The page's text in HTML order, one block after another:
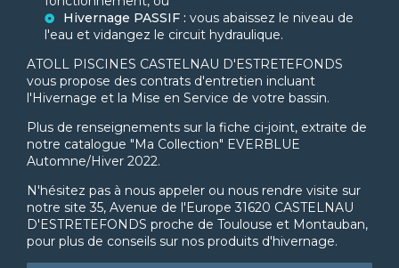
Hivernage PASSIF : vous abaissez le niveau de
l'eau et vidangez le circuit hydraulique.
ATOLL PISCINES CASTELNAU D'ESTRETEFONDS
vous propose des contrats d'entretien incluant
l'Hivernage et la Mise en Service de votre bassin.
Plus de renseignements sur la fiche ci-joint, extraite de
notre catalogue "Ma Collection" EVERBLUE
Automne/Hiver 2022.
N'hésitez pas à nous appeler ou nous rendre visite sur
notre site 35, Avenue de l'Europe 31620 CASTELNAU
D'ESTRETEFONDS proche de Toulouse et Montauban,
pour plus de conseils sur nos produits d'hivernage.